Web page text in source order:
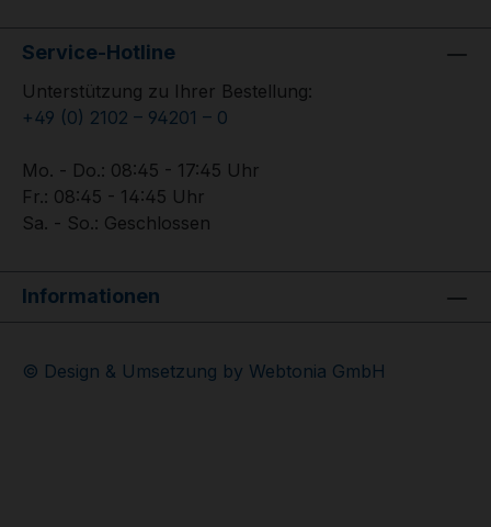
Service-Hotline
Unterstützung zu Ihrer Bestellung:
+49 (0) 2102 – 94201 – 0
Mo. - Do.: 08:45 - 17:45 Uhr
Fr.: 08:45 - 14:45 Uhr
Sa. - So.: Geschlossen
Informationen
© Design & Umsetzung by Webtonia GmbH